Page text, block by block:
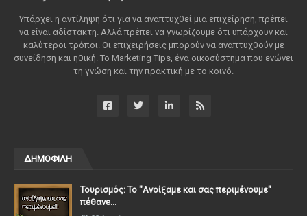
Υπάρχει η αντίληψη ότι για να αναπτυχθεί μια επιχείρηση, πρέπει
να είναι αδίστακτη. Αλλά πρέπει να γνωρίζουμε ότι υπάρχουν και
καλύτεροι τρόποι. Οι επιχειρήσεις μπορούν να αναπτυχθούν με
συνείδηση ​​και ηθική. Το Marketing Tips, ένα οικοσύστημα που ενώνει
τη γνώση και την πρακτική με το κοινό.
ΔΗΜΟΦΙΛΗ
Τουρισμός: Το "Ανοίξαμε και σας περιμένουμε"
πέθανε...